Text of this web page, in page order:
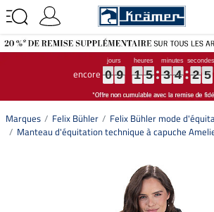
encore 0
0
0
0 9
9
9
9 1
1
1
1 5
5
5
5 3
3
3
3 4
4
4
4 2
2
2
2 4
4
4
4
Marques Felix Bühler Felix Bühler mode
Manteau d'équitation technique à capuche